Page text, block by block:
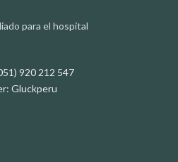
para el hospital
920 212 547
Gluckperu